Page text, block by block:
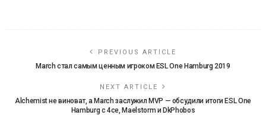
PREVIOUS ARTICLE
March стал самым ценным игроком ESL One Hamburg 2019
NEXT ARTICLE
Alchemist не виноват, а March заслужил MVP — обсудили итоги ESL One
Hamburg с 4ce, Maelstorm и DkPhobos